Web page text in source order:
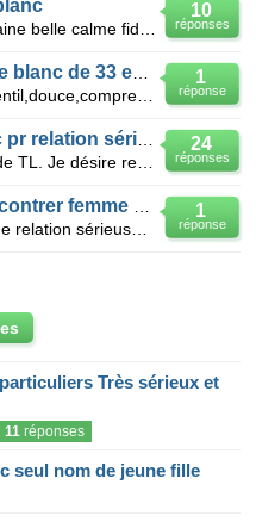
10
réponses
1
réponse
24
réponses
1
réponse
Très sérieux et
11 réponses
seul nom de jeune fille